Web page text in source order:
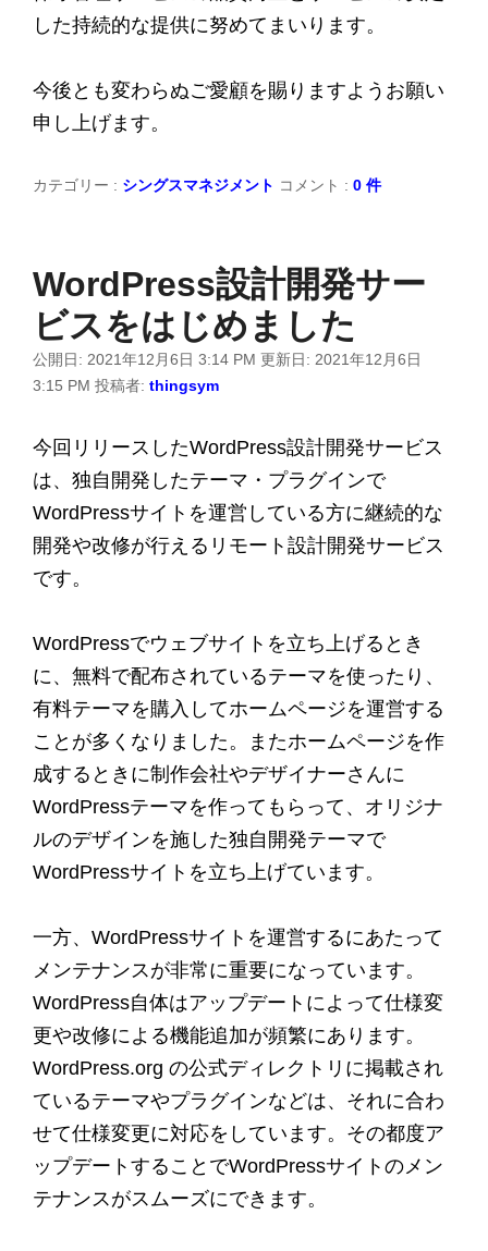
した持続的な提供に努めてまいります。
今後とも変わらぬご愛顧を賜りますようお願い
申し上げます。
カテゴリー : シングスマネジメント コメント : 0 件
WordPress設計開発サー
ビスをはじめました
公開日: 2021年12月6日 3:14 PM 更新日: 2021年12月6日
3:15 PM 投稿者: thingsym
今回リリースしたWordPress設計開発サービス
は、独自開発したテーマ・プラグインで
WordPressサイトを運営している方に継続的な
開発や改修が行えるリモート設計開発サービス
です。
WordPressでウェブサイトを立ち上げるとき
に、無料で配布されているテーマを使ったり、
有料テーマを購入してホームページを運営する
ことが多くなりました。またホームページを作
成するときに制作会社やデザイナーさんに
WordPressテーマを作ってもらって、オリジナ
ルのデザインを施した独自開発テーマで
WordPressサイトを立ち上げています。
一方、WordPressサイトを運営するにあたって
メンテナンスが非常に重要になっています。
WordPress自体はアップデートによって仕様変
更や改修による機能追加が頻繁にあります。
WordPress.org の公式ディレクトリに掲載され
ているテーマやプラグインなどは、それに合わ
せて仕様変更に対応をしています。その都度ア
ップデートすることでWordPressサイトのメン
テナンスがスムーズにできます。